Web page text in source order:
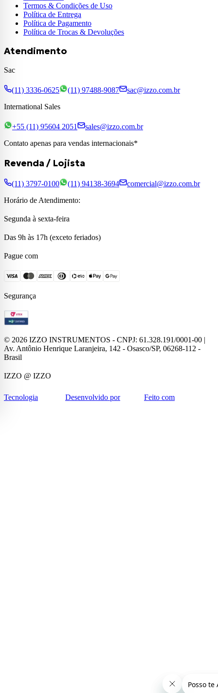
Termos & Condições de Uso
Política de Entrega
Política de Pagamento
Política de Trocas & Devoluções
Atendimento
Sac
(11) 3336-0625 (11) 97488-9087
sac@izzo.com.br
International Sales
+55 (11) 95604 2051
sales@izzo.com.br
Contato apenas para vendas internacionais*
Revenda / Lojista
(11) 3797-0100 (11) 94138-3694
comercial@izzo.com.br
Horário de Atendimento:
Segunda à sexta-feira
Das 9h às 17h (exceto feriados)
Pague com
Segurança
© 2026 IZZO INSTRUMENTOS - CNPJ: 61.328.191/0001-00 |
Av. Antônio Henrique Laranjeira, 142 - Osasco/SP, 06268-112 -
Brasil
IZZO @ IZZO
Tecnologia Desenvolvido por Feito com